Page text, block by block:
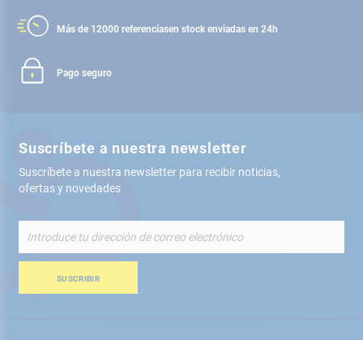
Más de 12000 referenciasen stock enviadas en 24h
Pago seguro
Suscríbete a nuestra newsletter
Suscríbete a nuestra newsletter para recibir noticias,
ofertas y novedades
nuestro
de
SUSCRIBIR